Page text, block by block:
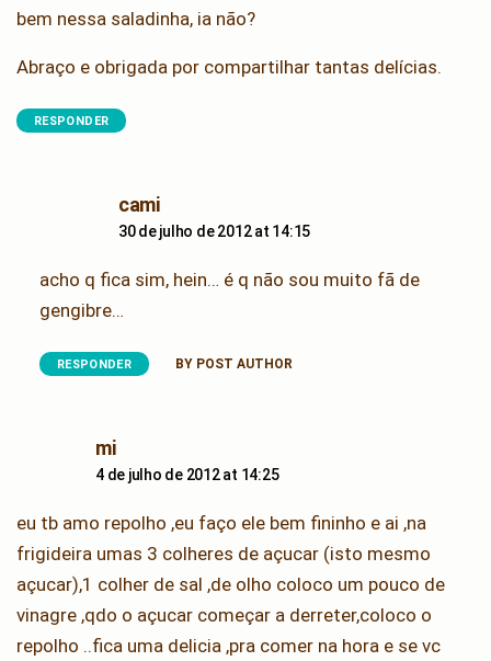
bem nessa saladinha, ia não?
Abraço e obrigada por compartilhar tantas delícias.
RESPONDER
camisays:
30 de julho de 2012 at 14:15
acho q fica sim, hein… é q não sou muito fã de
gengibre…
RESPONDER BY POST AUTHOR
misays:
4 de julho de 2012 at 14:25
eu tb amo repolho ,eu faço ele bem fininho e ai ,na
frigideira umas 3 colheres de açucar (isto mesmo
açucar),1 colher de sal ,de olho coloco um pouco de
vinagre ,qdo o açucar começar a derreter,coloco o
repolho ..fica uma delicia ,pra comer na hora e se vc